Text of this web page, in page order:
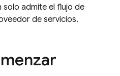
solo admite el flujo de
de servicios.